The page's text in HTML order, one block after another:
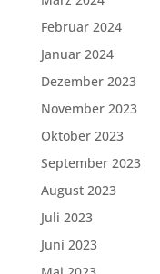
Februar 2024
Januar 2024
Dezember 2023
November 2023
Oktober 2023
September 2023
August 2023
Juli 2023
Juni 2023